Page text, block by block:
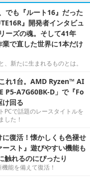
でも『ルート16』だった
』開発者インタビュ
ーズの魂。そして41年
で直した世界に1本だけ
新たに生まれるものとは。
れ1台。AMD Ryzen™ AI
P5-A7G60BK-D」で『Fo
回る
PCで話題のレースタイトルを
した！
復活！懐かしくも色褪せ
スト』遊びやすい機能も
触れるのにぴったり
能を備えて復活！